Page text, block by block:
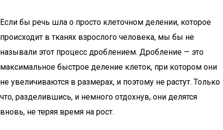
Если бы речь шла о просто клеточном делении, которое
происходит в тканях взрослого человека, мы бы не
называли этот процесс дроблением. Дробление — это
максимальное быстрое деление клеток, при котором они
не увеличиваются в размерах, и поэтому не растут. Только
что, разделившись, и немного отдохнув, они делятся
вновь, не теряя время на рост.